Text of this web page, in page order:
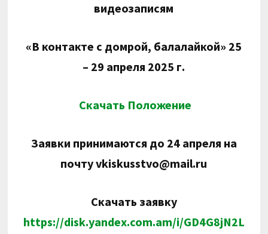
видеозаписям
«В контакте с домрой, балалайкой» 25
– 29 апреля 2025 г.
Скачать Положение
Заявки принимаются до 24 апреля на
почтуvkiskusstvo@mail.ru
Скачать заявку
https://disk.yandex.com.am/i/GD4G8jN2L